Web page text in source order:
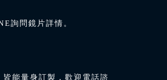
詢問鏡片詳情。
能量身訂製，歡迎電話諮